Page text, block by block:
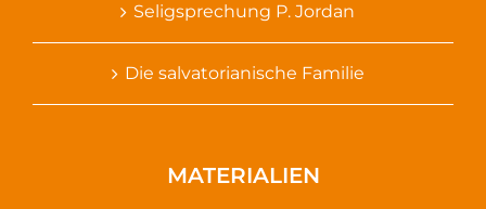
Seligsprechung P. Jordan
Die salvatorianische Familie
MATERIALIEN